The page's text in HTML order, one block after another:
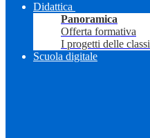
Didattica
Panoramica
Offerta formativa
I progetti delle classi
Scuola digitale